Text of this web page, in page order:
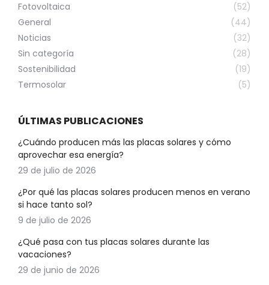
Fotovoltaica
(52)
General
(44)
Noticias
(32)
Sin categoría
(28)
Sostenibilidad
(19)
Termosolar
(5)
ÚLTIMAS PUBLICACIONES
¿Cuándo producen más las placas solares y cómo
aprovechar esa energía?
29 de julio de 2026
¿Por qué las placas solares producen menos en verano
si hace tanto sol?
9 de julio de 2026
¿Qué pasa con tus placas solares durante las
vacaciones?
29 de junio de 2026